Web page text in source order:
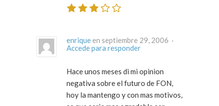
enrique
en septiembre 29, 2006 ·
Accede para responder
Hace unos meses di mi opinion
negativa sobre el futuro de FON,
hoy la mantengo y con mas motivos,